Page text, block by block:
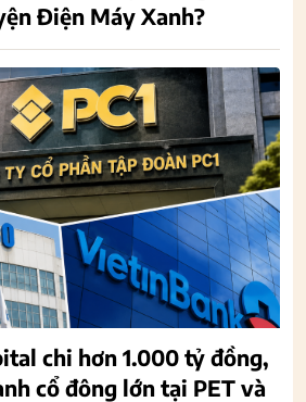
Điện Máy Xanh?
chi hơn 1.000 tỷ đồng,
cổ đông lớn tại PET và